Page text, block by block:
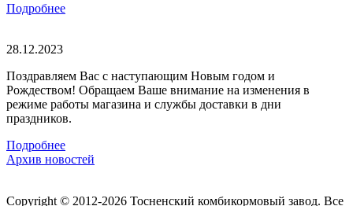
Подробнее
28.12.2023
Поздравляем Вас с наступающим Новым годом и
Рождеством! Обращаем Ваше внимание на изменения в
режиме работы магазина и службы доставки в дни
праздников.
Подробнее
Архив новостей
Copyright © 2012-2026 Тосненский комбикормовый завод. Все